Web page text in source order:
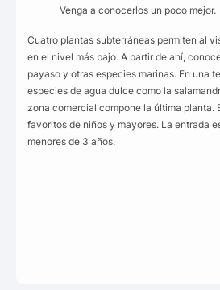
Venga a conocerlos un poco mejor.
Cuatro plantas subterráneas permiten al
en el nivel más bajo. A partir de ahí,
payaso y otras especies marinas. En una
especies de agua dulce como la
zona comercial compone la última planta.
favoritos de niños y mayores. La entrada
menores de 3 años.